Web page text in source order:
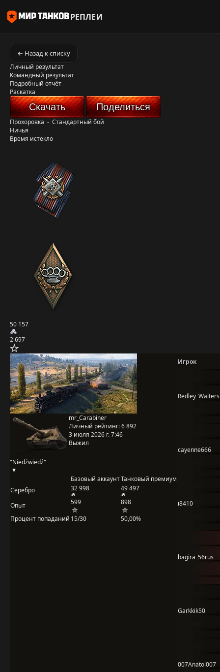
РЕПЛЕИ
← Назад к списку
Личный результат
Командный результат
Подробный отчёт
Раскатка
Скачать Поделиться
Прохоровка - Стандартный бой
Ничья
Время истекло
50 157
2 697
"Niedźwiedź"
mr_Carabiner
Личный рейтинг:6 892
3 июля 2026 г. 7:46
Выжил
Базовый аккаунтТанковый премиум
Серебро
32 998 49 497
Опыт 599
898
Процент попаданий 15/30 50,00%
Игрок
cayenne666
i8410
bagira_56rus
Garkkik50
007Anatol007